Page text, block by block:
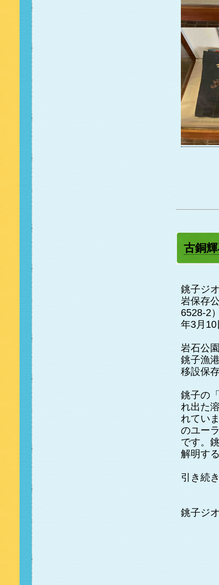
古銅
銚子ジ
岩保存
6528-2
年3月
岩石公
銚子漁
移設保
銚子の
れ出た
れてい
のユー
です。
解明す
引き続
銚子ジ